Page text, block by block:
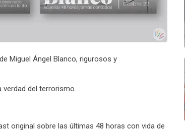
Miguel Ángel Blanco, rigurosos y
verdad del terrorismo.
original sobre las últimas 48 horas con vida de